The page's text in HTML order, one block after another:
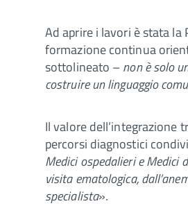
Ad aprire i lavori è stata la
formazione continua
sottolineato –non è solo
costruire un linguaggio
Il valore dell’integrazione
percorsi diagnostici
Medici ospedalieri e Medici
visita ematologica,
specialista».